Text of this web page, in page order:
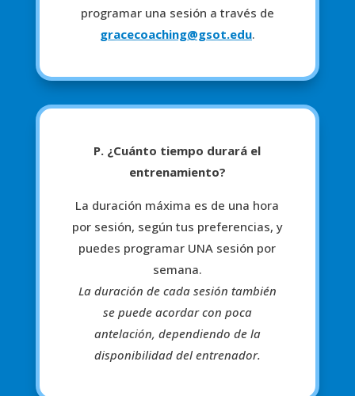
programar una sesión a través de
gracecoaching@gsot.edu.
P. ¿Cuánto tiempo durará el
entrenamiento?
La duración máxima es de una hora
por sesión, según tus preferencias, y
puedes programar UNA sesión por
semana.
La duración de cada sesión también
se puede acordar con poca
antelación, dependiendo de la
disponibilidad del entrenador.